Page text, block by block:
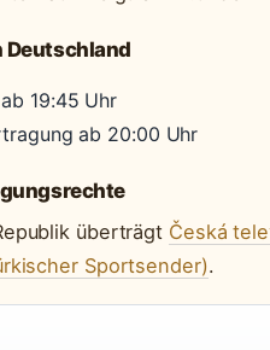
Deutschland
19:45 Uhr
ab 20:00 Uhr
überträgt Česká
Sportsender).